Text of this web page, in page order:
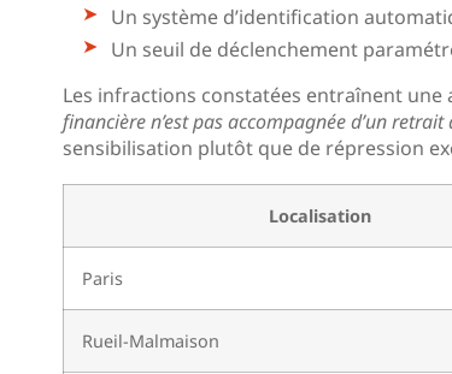
Un système d’identification
Un seuil de déclenchement
Les infractions constatées entraînent une
financière n’est pas accompagnée d’un
sensibilisation plutôt que de répression
Localisation
Paris
Rueil-Malmaison